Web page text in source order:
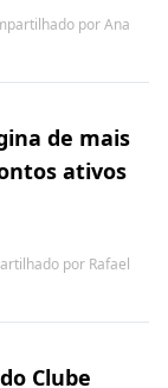
por Ana
de mais
ativos
por Rafael
Clube